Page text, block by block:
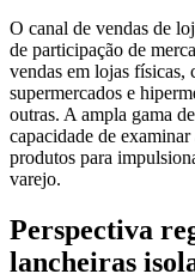
O canal de vendas de
de participação de
vendas em lojas físicas,
supermercados e
outras. A ampla gama
capacidade de
produtos para
varejo.
Perspectiva
lancheiras